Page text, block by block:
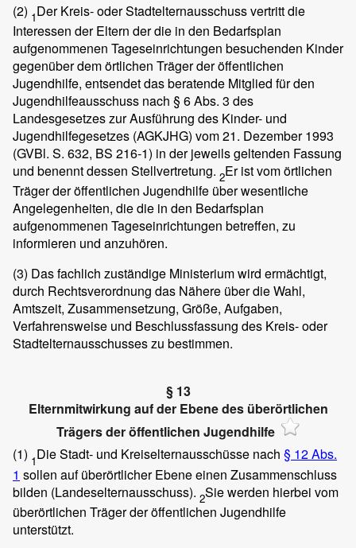
(2) 1Der Kreis- oder Stadtelternausschuss vertritt die
Interessen der Eltern der die in den Bedarfsplan
aufgenommenen Tageseinrichtungen besuchenden Kinder
gegenüber dem örtlichen Träger der öffentlichen
Jugendhilfe, entsendet das beratende Mitglied für den
Jugendhilfeausschuss nach § 6 Abs. 3 des
Landesgesetzes zur Ausführung des Kinder- und
Jugendhilfegesetzes (AGKJHG) vom 21. Dezember 1993
(GVBl. S. 632, BS 216-1) in der jeweils geltenden Fassung
und benennt dessen Stellvertretung. 2Er ist vom örtlichen
Träger der öffentlichen Jugendhilfe über wesentliche
Angelegenheiten, die die in den Bedarfsplan
aufgenommenen Tageseinrichtungen betreffen, zu
informieren und anzuhören.
(3) Das fachlich zuständige Ministerium wird ermächtigt,
durch Rechtsverordnung das Nähere über die Wahl,
Amtszeit, Zusammensetzung, Größe, Aufgaben,
Verfahrensweise und Beschlussfassung des Kreis- oder
Stadtelternausschusses zu bestimmen.
§ 13
Elternmitwirkung auf der Ebene des überörtlichen
Trägers der öffentlichen Jugendhilfe
(1) 1Die Stadt- und Kreiselternausschüsse nach § 12 Abs.
1 sollen auf überörtlicher Ebene einen Zusammenschluss
bilden (Landeselternausschuss). 2Sie werden hierbei vom
überörtlichen Träger der öffentlichen Jugendhilfe
unterstützt.